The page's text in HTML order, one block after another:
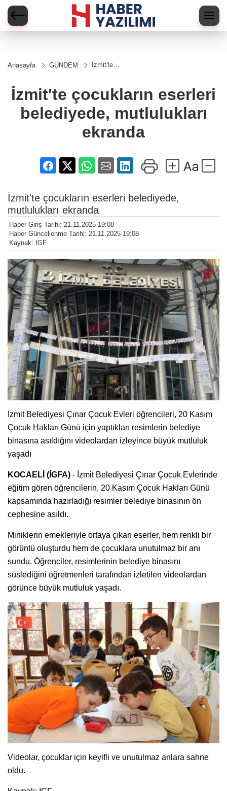
Anasayfa GÜNDEM
İzmit'te
belediyede,
mutlulukları
İzmit'te çocukların eserleri
belediyede, mutlulukları
ekranda
İzmit'te çocukların eserleri belediyede,
mutlulukları ekranda
Haber Giriş Tarihi: 21.11.2025 19:08
Haber Güncellenme Tarihi: 21.11.2025 19:08
Kaynak: IGF
İzmit Belediyesi Çınar Çocuk Evleri öğrencileri, 20 Kasım
Çocuk Hakları Günü için yaptıkları resimlerin belediye
binasına asıldığını videolardan izleyince büyük mutluluk
yaşadı
KOCAELİ (İGFA) - İzmit Belediyesi Çınar Çocuk Evlerinde
eğitim gören öğrencilerin, 20 Kasım Çocuk Hakları Günü
kapsamında hazırladığı resimler belediye binasının ön
cephesine asıldı.
Miniklerin emekleriyle ortaya çıkan eserler, hem renkli bir
görüntü oluşturdu hem de çocuklara unutulmaz bir anı
sundu. Öğrenciler, resimlerinin belediye binasını
süslediğini öğretmenleri tarafından izletilen videolardan
görünce büyük mutluluk yaşadı.
Videolar, çocuklar için keyifli ve unutulmaz anlara sahne
oldu.